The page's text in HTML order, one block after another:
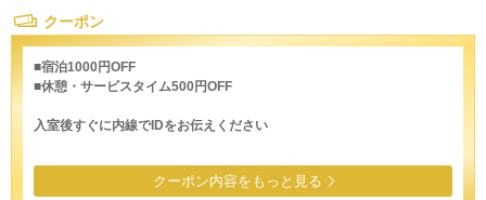
クーポン
■宿泊1000円OFF
■休憩・サービスタイム500円OFF
入室後すぐに内線でIDをお伝えください
クーポン内容をもっと見る